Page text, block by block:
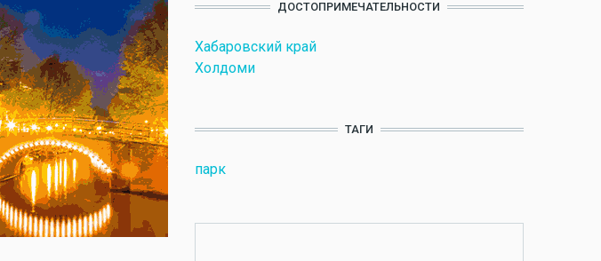
ДОСТОПРИМЕЧАТЕЛЬНОСТИ
Хабаровский край
Холдоми
ТАГИ
парк